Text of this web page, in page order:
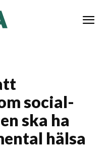
social-
ska ha
hälsa